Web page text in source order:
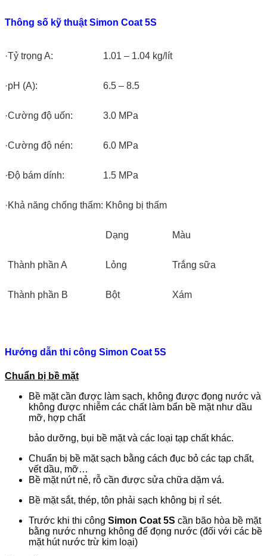
Thông số kỹ thuật Simon Coat 5S
·Tỷ trọng A: 1.01 – 1.04 kg/lít
·pH (A): 6.5 – 8.5
·Cường độ uốn: 3.0 MPa
·Cường độ nén: 6.0 MPa
·Độ bám dính: 1.5 MPa
·Khả năng chống thấm: Không bị thấm
Dạng Màu
Thành phần A Lỏng Trắng sữa
Thành phần B Bột Xám
Hướng dẫn thi công Simon Coat 5S
Chuẩn bị bề mặt
Bề mặt cần được làm sạch, không được đọng nước và
không được nhiễm các chất làm bẩn bề mặt như dầu
mỡ, hợp chất
bảo dưỡng, bụi bề mặt và các loại tạp chất khác.
Chuẩn bị bề mặt sạch bằng cách đục bỏ các tạp chất,
vết dầu, mỡ…
Bề mặt nứt nẻ, rỗ cần được sửa chữa dặm vá.
Bề mặt sắt, thép, tôn phải sạch không bị rỉ sét.
Trước khi thi công Simon Coat 5S cần bão hòa bề mặt
bằng nước nhưng không để đọng nước (đối với các bề
mặt hút nước trừ kim loại)